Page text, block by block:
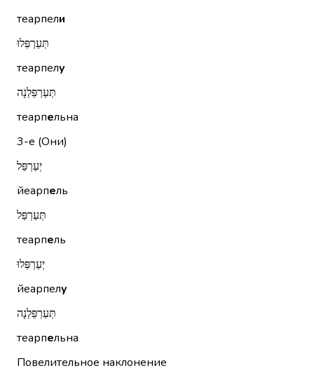
теарпели
תְּעַרְפְּלוּ
теарпелу
תְּעַרְפֵּלְנָה
теарпельна
3-е (Они)
יְעַרְפֵּל
йеарпель
תְּעַרְפֵּל
теарпель
יְעַרְפְּלוּ
йеарпелу
תְּעַרְפֵּלְנָה
теарпельна
Повелительное наклонение